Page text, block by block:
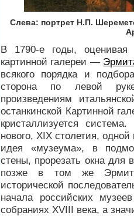
Слева: портрет Н.П.
В 1790-е годы,
картинной галереи —
всякого порядка и
сторона по левой
произведениям
останкинской Картинной
кристаллизуется
нового, XIX столетия,
идея «музеума», в
стены, прорезать окна для
позже в том же
исторической
начала российских
собраниях XVIII века, а